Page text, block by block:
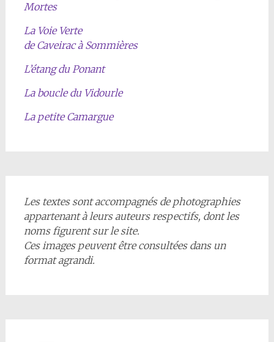
Mortes
La Voie Verte
de Caveirac à Sommières
L’étang du Ponant
La boucle du Vidourle
La petite Camargue
Les textes sont accompagnés de photographies
appartenant à leurs auteurs respectifs, dont les
noms figurent sur le site.
Ces images peuvent être consultées dans un
format agrandi.